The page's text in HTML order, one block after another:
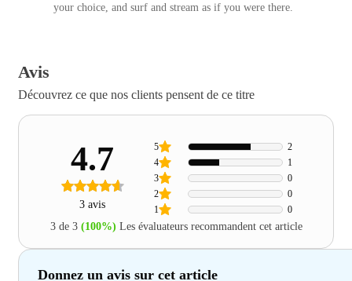
your choice, and surf and stream as if you were there.
Avis
Découvrez ce que nos clients pensent de ce titre
4.7
3 avis 1 0
2 0
3 0
4 1
5 2
3 de 3 (100%) Les évaluateurs recommandent cet article
Donnez un avis sur cet article